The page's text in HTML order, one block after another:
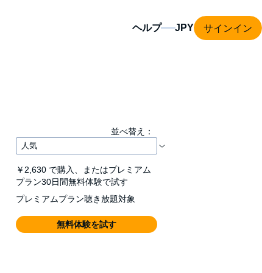
ヘルプ サインイン
並べ替え：
￥2,630 で購入、またはプレミアム
プラン30日間無料体験で試す
プレミアムプラン聴き放題対象
無料体験を試す